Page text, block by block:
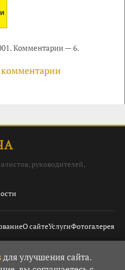
Комментарии — 6.
комментарии
руководителей,
О сайтеУслугиФотогалерея
для улучшения сайта.